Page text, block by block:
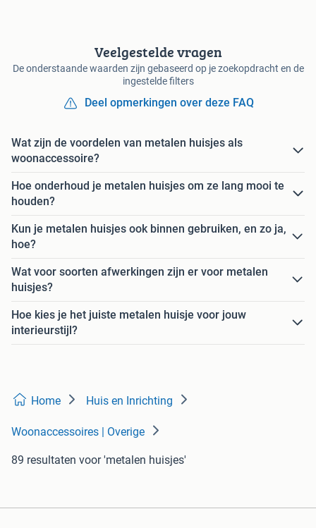
Veelgestelde vragen
De onderstaande waarden zijn gebaseerd op je zoekopdracht en de
ingestelde filters
Deel opmerkingen over deze FAQ
Wat zijn de voordelen van metalen huisjes als
woonaccessoire?
Hoe onderhoud je metalen huisjes om ze lang mooi te
houden?
Kun je metalen huisjes ook binnen gebruiken, en zo ja,
hoe?
Wat voor soorten afwerkingen zijn er voor metalen
huisjes?
Hoe kies je het juiste metalen huisje voor jouw
interieurstijl?
Home Huis en Inrichting
Woonaccessoires | Overige
89 resultaten voor 'metalen huisjes'